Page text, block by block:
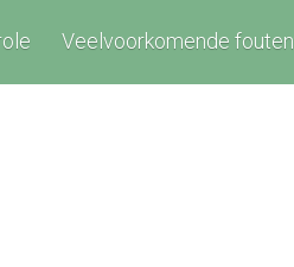
Veelvoorkomende fouten